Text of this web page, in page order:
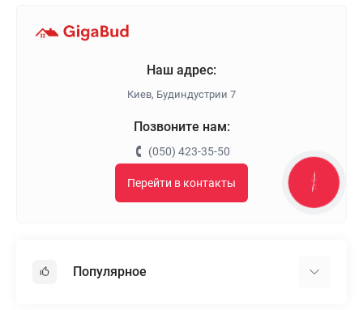
Наш адрес:
Киев, Будиндустрии 7
Позвоните нам:
(050) 423-35-50
Перейти в контакты
Популярное
КНОПКА
ЗВ'ЯЗКУ